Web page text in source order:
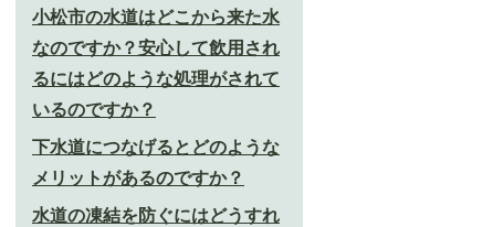
小松市の水道はどこから来た水
なのですか？安心して飲用され
るにはどのような処理がされて
いるのですか？
下水道につなげるとどのような
メリットがあるのですか？
水道の凍結を防ぐにはどうすれ